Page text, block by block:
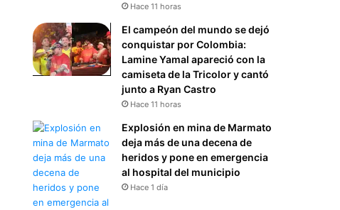
Hace 11 horas
El campeón del mundo se dejó
conquistar por Colombia:
Lamine Yamal apareció con la
camiseta de la Tricolor y cantó
junto a Ryan Castro
Hace 11 horas
Explosión en mina de Marmato
deja más de una decena de
heridos y pone en emergencia
al hospital del municipio
Hace 1 día